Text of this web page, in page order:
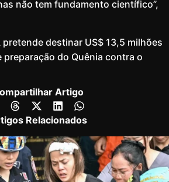
não tem fundamento científico”,
pretende destinar US$ 13,5 milhões
do Quênia contra o
Artigo
Relacionados